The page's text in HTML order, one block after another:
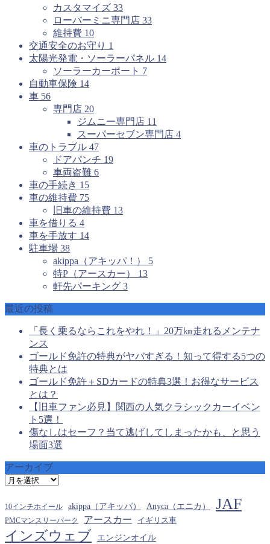
カスタマイズ 33
ローバーミニ専門店 33
維持費 10
交通安全のお守り 1
太陽光発電・ソーラーパネル 14
ソーラーカーポート 7
自動車保険 14
車 56
専門店 20
ジムニー専門店 11
スーパーセブン専門店 4
車のトラブル 47
ドアパンチ 19
車両盗難 6
車の手続き 15
車の維持費 75
旧車の維持費 13
車を借りる 4
車を手放す 14
駐車場 38
akippa（アキッパ！） 5
特P（アースカー） 13
軒先パーキング 3
最近の投稿
「長く乗るならこれをやれ！」20万㎞走れるメンテナ
ンス
ゴールド免許の特典がヤバすぎる！知って得する5つの
特典とは
ゴールド免許＋SDカードの特典3選！お得なサービス
とは？
【旧車ファン必見】関西の人気クラシックカーイベン
ト5選！
傷なしはセーフ？当て逃げしてしまったかも、と思う
場面3選
アーカイブ
ア
カ
イ
ブ
10インチホイール akippa（アキッパ） Anyca（エニカ） JAF
PMCマンスリーパーク アースカー イギリス車
インズウェブ エンジンオイル